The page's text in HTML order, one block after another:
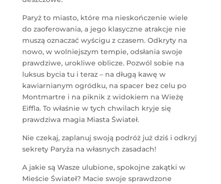
Paryż to miasto, które ma nieskończenie wiele
do zaoferowania, a jego klasyczne atrakcje nie
muszą oznaczać wyścigu z czasem. Odkryty na
nowo, w wolniejszym tempie, odsłania swoje
prawdziwe, urokliwe oblicze. Pozwól sobie na
luksus bycia tu i teraz – na długą kawę w
kawiarnianym ogródku, na spacer bez celu po
Montmartre i na piknik z widokiem na Wieżę
Eiffla. To właśnie w tych chwilach kryje się
prawdziwa magia Miasta Świateł.
Nie czekaj, zaplanuj swoją podróż już dziś i odkryj
sekrety Paryża na własnych zasadach!
A jakie są Wasze ulubione, spokojne zakątki w
Mieście Świateł? Macie swoje sprawdzone